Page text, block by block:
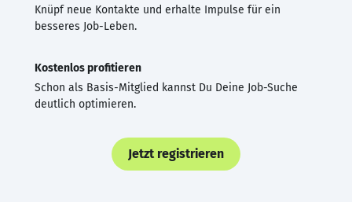
Knüpf neue Kontakte und erhalte Impulse für ein
besseres Job-Leben.
Kostenlos profitieren
Schon als Basis-Mitglied kannst Du Deine Job-Suche
deutlich optimieren.
Jetzt registrieren